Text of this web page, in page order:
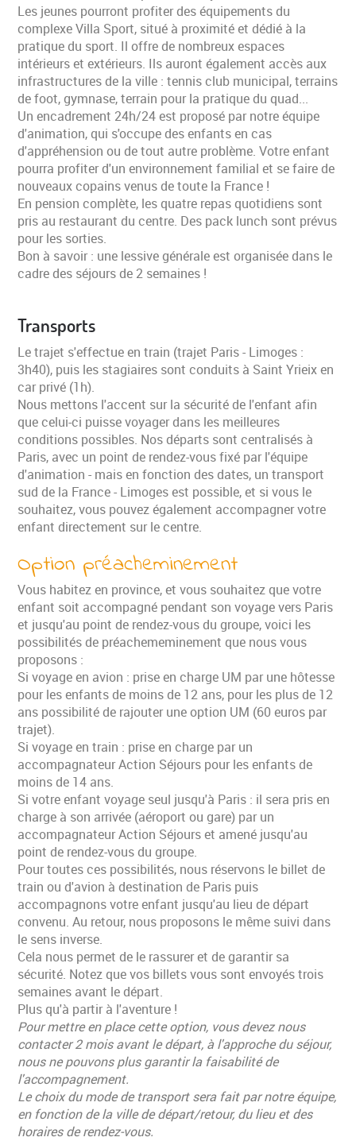
VALIDER
Les jeunes pourront profiter des équipements du
complexe Villa Sport, situé à proximité et dédié à la
pratique du sport. Il offre de nombreux espaces
intérieurs et extérieurs. Ils auront également accès aux
infrastructures de la ville : tennis club municipal, terrains
de foot, gymnase, terrain pour la pratique du quad...
Un encadrement 24h/24 est proposé par notre équipe
d'animation, qui s'occupe des enfants en cas
d'appréhension ou de tout autre problème. Votre enfant
pourra profiter d'un environnement familial et se faire de
nouveaux copains venus de toute la France !
En pension complète, les quatre repas quotidiens sont
pris au restaurant du centre. Des pack lunch sont prévus
pour les sorties.
Bon à savoir : une lessive générale est organisée dans le
cadre des séjours de 2 semaines !
Transports
Le trajet s'effectue en train (trajet Paris - Limoges :
3h40), puis les stagiaires sont conduits à Saint Yrieix en
car privé (1h).
Nous mettons l'accent sur la sécurité de l'enfant afin
que celui-ci puisse voyager dans les meilleures
conditions possibles. Nos départs sont centralisés à
Paris, avec un point de rendez-vous fixé par l'équipe
d'animation - mais en fonction des dates, un transport
sud de la France - Limoges est possible, et si vous le
souhaitez, vous pouvez également accompagner votre
enfant directement sur le centre.
Option préacheminement
Vous habitez en province, et vous souhaitez que votre
enfant soit accompagné pendant son voyage vers Paris
et jusqu'au point de rendez-vous du groupe, voici les
possibilités de préachememinement que nous vous
proposons :
Si voyage en avion : prise en charge UM par une hôtesse
pour les enfants de moins de 12 ans, pour les plus de 12
ans possibilité de rajouter une option UM (60 euros par
trajet).
Si voyage en train : prise en charge par un
accompagnateur Action Séjours pour les enfants de
moins de 14 ans.
Si votre enfant voyage seul jusqu'à Paris : il sera pris en
charge à son arrivée (aéroport ou gare) par un
accompagnateur Action Séjours et amené jusqu'au
point de rendez-vous du groupe.
Pour toutes ces possibilités, nous réservons le billet de
train ou d'avion à destination de Paris puis
accompagnons votre enfant jusqu'au lieu de départ
convenu. Au retour, nous proposons le même suivi dans
le sens inverse.
Cela nous permet de le rassurer et de garantir sa
sécurité. Notez que vos billets vous sont envoyés trois
semaines avant le départ.
Plus qu'à partir à l'aventure !
Pour mettre en place cette option, vous devez nous
contacter 2 mois avant le départ, à l'approche du séjour,
nous ne pouvons plus garantir la faisabilité de
l'accompagnement.
Le choix du mode de transport sera fait par notre équipe,
en fonction de la ville de départ/retour, du lieu et des
horaires de rendez-vous.